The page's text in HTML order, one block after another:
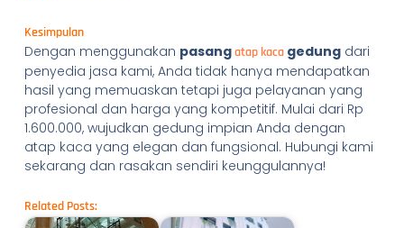
Kesimpulan
Dengan menggunakan pasangatap kacagedungdari
penyedia jasa kami, Anda tidak hanya mendapatkan
hasil yang memuaskan tetapi juga pelayanan yang
profesional dan harga yang kompetitif. Mulai dari Rp
1.600.000, wujudkan gedung impian Anda dengan
atap kaca yang elegan dan fungsional. Hubungi kami
sekarang dan rasakan sendiri keunggulannya!
Related Posts: